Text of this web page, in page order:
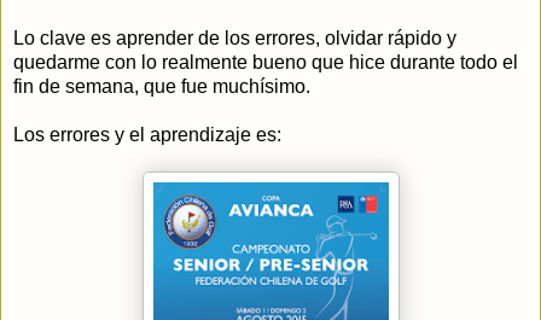
Lo clave es aprender de los errores, olvidar rápido y
quedarme con lo realmente bueno que hice durante todo el
fin de semana, que fue muchísimo.
Los errores y el aprendizaje es: